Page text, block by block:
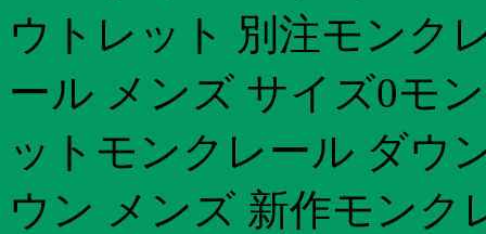
ウトレット 別注モンク
ール メンズ サイズ0モ
ットモンクレール ダウ
ウン メンズ 新作モンク